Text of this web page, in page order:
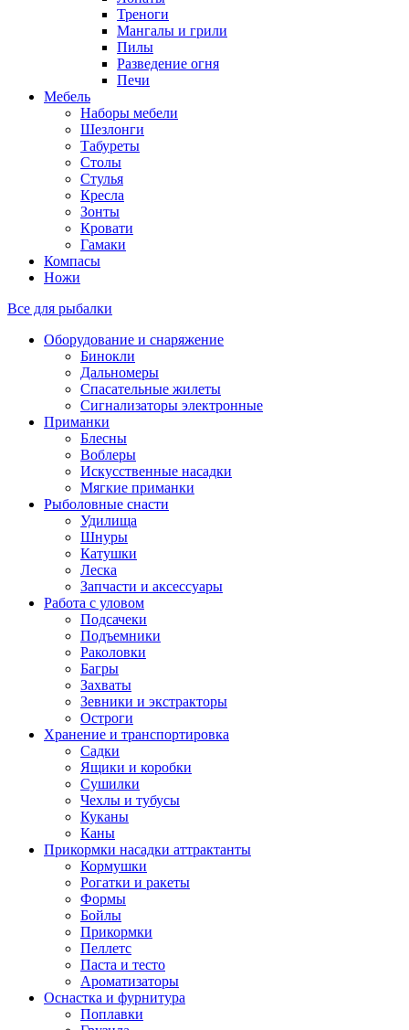
Треноги
Мангалы и грили
Пилы
Разведение огня
Печи
Мебель
Наборы мебели
Шезлонги
Табуреты
Столы
Стулья
Кресла
Зонты
Кровати
Гамаки
Компасы
Ножи
Все для рыбалки
Оборудование и снаряжение
Бинокли
Дальномеры
Спасательные жилеты
Сигнализаторы электронные
Приманки
Блесны
Воблеры
Искусственные насадки
Мягкие приманки
Рыболовные снасти
Удилища
Шнуры
Катушки
Леска
Запчасти и аксессуары
Работа с уловом
Подсачеки
Подъемники
Раколовки
Багры
Захваты
Зевники и экстракторы
Остроги
Хранение и транспортировка
Садки
Ящики и коробки
Сушилки
Чехлы и тубусы
Куканы
Каны
Прикормки насадки аттрактанты
Кормушки
Рогатки и ракеты
Формы
Бойлы
Прикормки
Пеллетс
Паста и тесто
Ароматизаторы
Оснастка и фурнитура
Поплавки